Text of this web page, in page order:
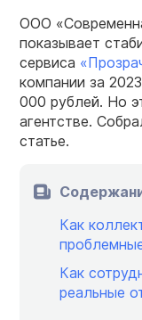
ООО
показывает
сервиса
компании за
000 рублей. Но
агентстве.
статье.
Как
Как
реальные